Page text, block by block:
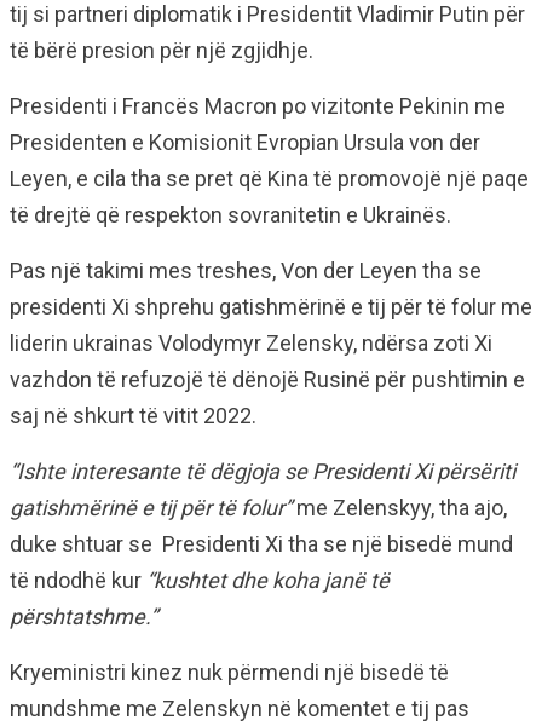
tij si partneri diplomatik i Presidentit Vladimir Putin për
të bërë presion për një zgjidhje.
Presidenti i Francës Macron po vizitonte Pekinin me
Presidenten e Komisionit Evropian Ursula von der
Leyen, e cila tha se pret që Kina të promovojë një paqe
të drejtë që respekton sovranitetin e Ukrainës.
Pas një takimi mes treshes, Von der Leyen tha se
presidenti Xi shprehu gatishmërinë e tij për të folur me
liderin ukrainas Volodymyr Zelensky, ndërsa zoti Xi
vazhdon të refuzojë të dënojë Rusinë për pushtimin e
saj në shkurt të vitit 2022.
“Ishte interesante të dëgjoja se Presidenti Xi përsëriti
gatishmërinë e tij për të folur”me Zelenskyy, tha ajo,
duke shtuar se Presidenti Xi tha se një bisedë mund
të ndodhë kur “kushtet dhe koha janë të
përshtatshme.”
Kryeministri kinez nuk përmendi një bisedë të
mundshme me Zelenskyn në komentet e tij pas